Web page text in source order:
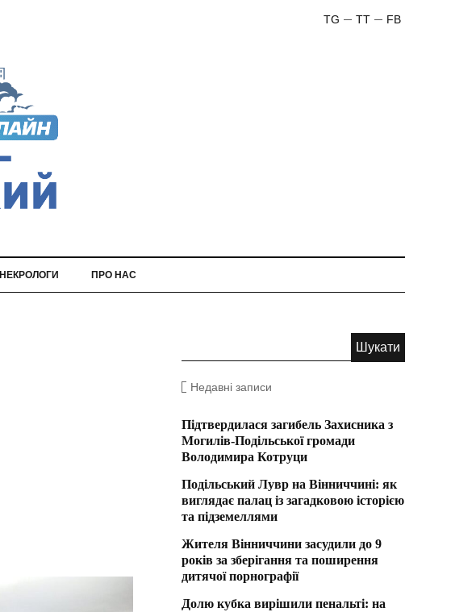
FB
TT
TG
НЕКРОЛОГИ ПРО НАС
Недавні записи
Підтвердилася загибель Захисника з
Могилів-Подільської громади
Володимира Котруци
Подільський Лувр на Вінниччині: як
виглядає палац із загадковою історією
та підземеллями
Жителя Вінниччини засудили до 9
років за зберігання та поширення
дитячої порнографії
Долю кубка вирішили пенальті: на